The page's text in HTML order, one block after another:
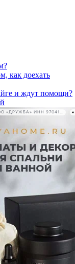
как доехать
и ждут помощи?
РЕКЛАМА • ООО «ДРУЖБА» ИНН 9704146411